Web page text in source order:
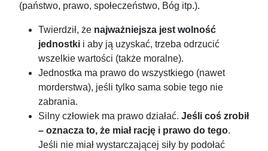
(państwo, prawo, społeczeństwo, Bóg itp.).
Twierdził, że najważniejsza jest wolność
jednostki i aby ją uzyskać, trzeba odrzucić
wszelkie wartości (także moralne).
Jednostka ma prawo do wszystkiego (nawet
morderstwa), jeśli tylko sama sobie tego nie
zabrania.
Silny człowiek ma prawo działać. Jeśli coś zrobił
– oznacza to, że miał rację i prawo do tego.
Jeśli nie miał wystarczającej siły by podołać